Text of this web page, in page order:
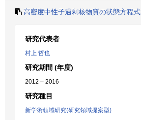
高密度中性子過剰核物質の状態方程式
研究代表者
村上 哲也
研究期間 (年度)
2012 – 2016
研究種目
新学術領域研究(研究領域提案型)